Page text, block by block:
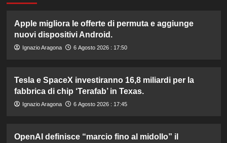
Apple migliora le offerte di permuta e aggiunge
nuovi dispositivi Android.
Ignazio Aragona 6 Agosto 2026 : 17:50
Tesla e SpaceX investiranno 16,8 miliardi per la
fabbrica di chip ‘Terafab’ in Texas.
Ignazio Aragona 6 Agosto 2026 : 17:45
OpenAI definisce “marcio fino al midollo” il